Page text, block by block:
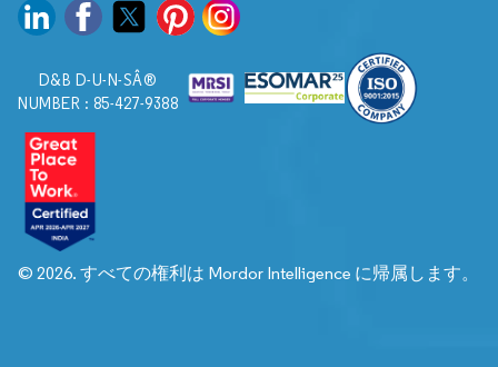
D&B D-U-N-SÂ®
NUMBER : 85-427-9388
© 2026. すべての権利は Mordor Intelligence に帰属します。